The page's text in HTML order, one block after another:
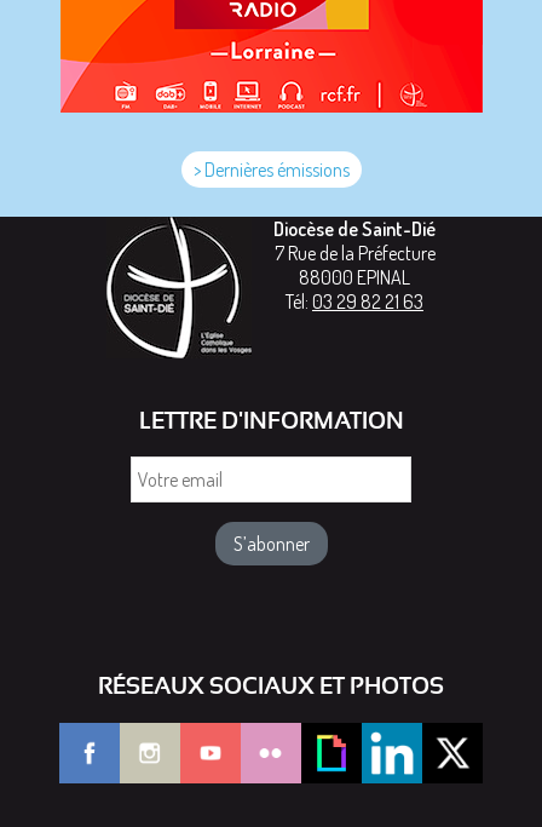
> Dernières émissions
Diocèse de Saint-Dié
7 Rue de la Préfecture
88000 EPINAL
Tél: 03 29 82 21 63
LETTRE D'INFORMATION
RÉSEAUX SOCIAUX ET PHOTOS